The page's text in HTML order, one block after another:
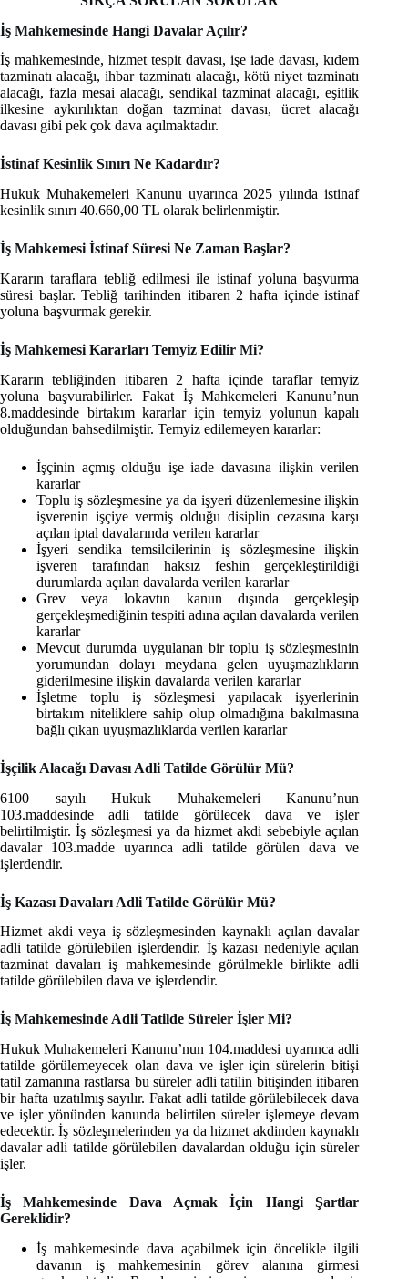
İş Mahkemesinde Hangi Davalar Açılır?
İş mahkemesinde, hizmet tespit davası, işe iade davası, kıdem
tazminatı alacağı, ihbar tazminatı alacağı, kötü niyet tazminatı
alacağı, fazla mesai alacağı, sendikal tazminat alacağı, eşitlik
ilkesine aykırılıktan doğan tazminat davası, ücret alacağı
davası gibi pek çok dava açılmaktadır.
İstinaf Kesinlik Sınırı Ne Kadardır?
Hukuk Muhakemeleri Kanunu uyarınca 2025 yılında istinaf
kesinlik sınırı 40.660,00 TL olarak belirlenmiştir.
İş Mahkemesi İstinaf Süresi Ne Zaman Başlar?
Kararın taraflara tebliğ edilmesi ile istinaf yoluna başvurma
süresi başlar. Tebliğ tarihinden itibaren 2 hafta içinde istinaf
yoluna başvurmak gerekir.
İş Mahkemesi Kararları Temyiz Edilir Mi?
Kararın tebliğinden itibaren 2 hafta içinde taraflar temyiz
yoluna başvurabilirler. Fakat İş Mahkemeleri Kanunu’nun
8.maddesinde birtakım kararlar için temyiz yolunun kapalı
olduğundan bahsedilmiştir. Temyiz edilemeyen kararlar:
İşçinin açmış olduğu işe iade davasına ilişkin verilen
kararlar
Toplu iş sözleşmesine ya da işyeri düzenlemesine ilişkin
işverenin işçiye vermiş olduğu disiplin cezasına karşı
açılan iptal davalarında verilen kararlar
İşyeri sendika temsilcilerinin iş sözleşmesine ilişkin
işveren tarafından haksız feshin gerçekleştirildiği
durumlarda açılan davalarda verilen kararlar
Grev veya lokavtın kanun dışında gerçekleşip
gerçekleşmediğinin tespiti adına açılan davalarda verilen
kararlar
Mevcut durumda uygulanan bir toplu iş sözleşmesinin
yorumundan dolayı meydana gelen uyuşmazlıkların
giderilmesine ilişkin davalarda verilen kararlar
İşletme toplu iş sözleşmesi yapılacak işyerlerinin
birtakım niteliklere sahip olup olmadığına bakılmasına
bağlı çıkan uyuşmazlıklarda verilen kararlar
İşçilik Alacağı Davası Adli Tatilde Görülür Mü?
6100 sayılı Hukuk Muhakemeleri Kanunu’nun
103.maddesinde adli tatilde görülecek dava ve işler
belirtilmiştir. İş sözleşmesi ya da hizmet akdi sebebiyle açılan
davalar 103.madde uyarınca adli tatilde görülen dava ve
işlerdendir.
İş Kazası Davaları Adli Tatilde Görülür Mü?
Hizmet akdi veya iş sözleşmesinden kaynaklı açılan davalar
adli tatilde görülebilen işlerdendir. İş kazası nedeniyle açılan
tazminat davaları iş mahkemesinde görülmekle birlikte adli
tatilde görülebilen dava ve işlerdendir.
İş Mahkemesinde Adli Tatilde Süreler İşler Mi?
Hukuk Muhakemeleri Kanunu’nun 104.maddesi uyarınca adli
tatilde görülemeyecek olan dava ve işler için sürelerin bitişi
tatil zamanına rastlarsa bu süreler adli tatilin bitişinden itibaren
bir hafta uzatılmış sayılır. Fakat adli tatilde görülebilecek dava
ve işler yönünden kanunda belirtilen süreler işlemeye devam
edecektir. İş sözleşmelerinden ya da hizmet akdinden kaynaklı
davalar adli tatilde görülebilen davalardan olduğu için süreler
işler.
İş Mahkemesinde Dava Açmak İçin Hangi Şartlar
Gereklidir?
İş mahkemesinde dava açabilmek için öncelikle ilgili
davanın iş mahkemesinin görev alanına girmesi